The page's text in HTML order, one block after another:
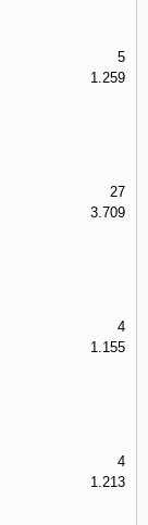
5
1.259
27
3.709
4
1.155
4
1.213